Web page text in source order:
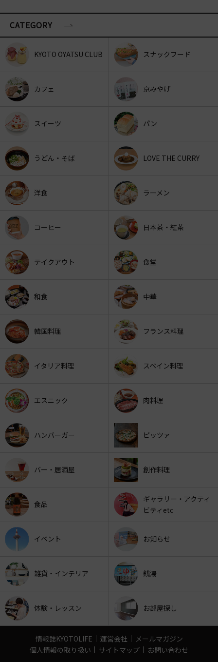
CATEGORY
KYOTO OYATSU CLUB スナックフード
カフェ 京みやげ
スイーツ パン
うどん・そば LOVE THE CURRY
洋食 ラーメン
コーヒー 日本茶・紅茶
テイクアウト 食堂
和食 中華
韓国料理 フランス料理
イタリア料理 スペイン料理
エスニック 肉料理
ハンバーガー ピッツァ
バー・居酒屋 創作料理
食品
ギャラリー・アクティ
ビティetc
イベント お知らせ
雑貨・インテリア 銭湯
体験・レッスン お部屋探し
情報誌KYOTOLIFE 運営会社
メールマガジン
個人情報の取り扱い
サイトマップ お問い合わせ